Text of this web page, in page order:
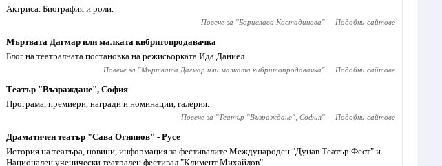
Актриса. Биография и роли.
Повече за "Борислава Костадинова" Подобни сайтове
Мъртвата Дагмар или малката кибритопродавачка
Блог на театралната постановка на режисьорката Ида Даниел.
Повече за "Мъртвата Дагмар или малката кибритопродавачка" Подобни сайтове
Театър "Възраждане", София
Програма, премиери, награди и номинации, галерия.
Повече за "Театър "Възраждане", София" Подобни сайтове
Драматичен театър "Сава Огнянов" - Русе
История на театъра, новини, информация за фестивалите Международен "Дунав Театър Фест" и
Национален ученически театрален фестивал "Климент Михайлов".